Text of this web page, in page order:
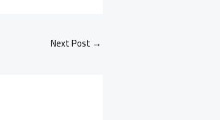
Next Post →